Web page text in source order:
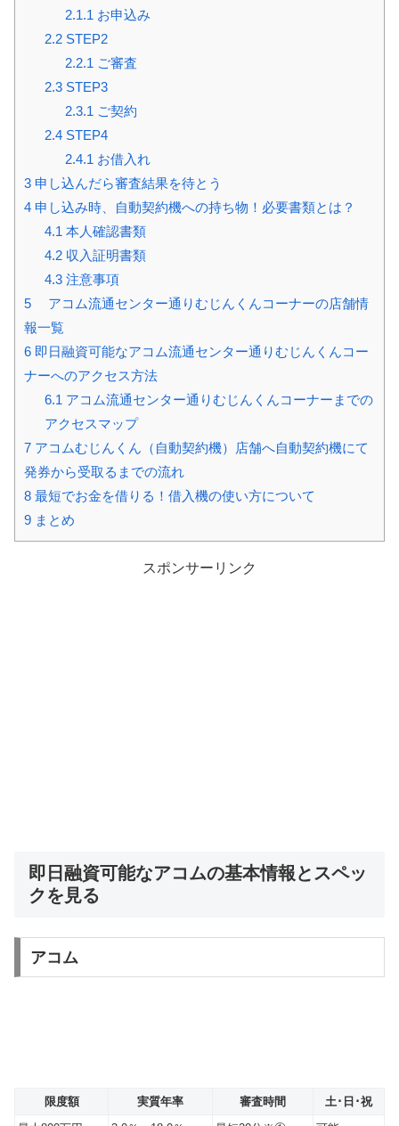
2.1.1 お申込み
2.2STEP2
2.2.1 ご審査
2.3STEP3
2.3.1 ご契約
2.4STEP4
2.4.1 お借入れ
3 申し込んだら審査結果を待とう
4 申し込み時、自動契約機への持ち物！必要書類とは？
4.1 本人確認書類
4.2収入証明書類
4.3注意事項
5 アコム流通センター通りむじんくんコーナーの店舗情
報一覧
6 即日融資可能なアコム流通センター通りむじんくんコー
ナーへのアクセス方法
6.1 アコム流通センター通りむじんくんコーナーまでの
アクセスマップ
7 アコムむじんくん（自動契約機）店舗へ自動契約機にて
発券から受取るまでの流れ
8 最短でお金を借りる！借入機の使い方について
9 まとめ
スポンサーリンク
即日融資可能なアコムの基本情報とスペッ
クを見る
アコム
限度額 実質年率 審査時間
土･日･祝